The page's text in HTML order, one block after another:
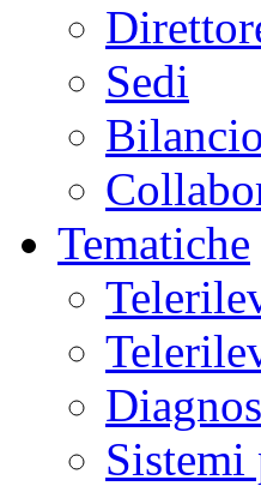
Sedi
Tematiche